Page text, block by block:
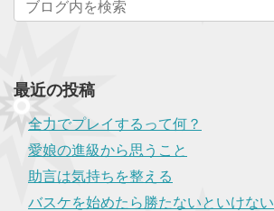
最近の投稿
全力でプレイするって何？
愛娘の進級から思うこと
助言は気持ちを整える
バスケを始めたら勝たないといけない